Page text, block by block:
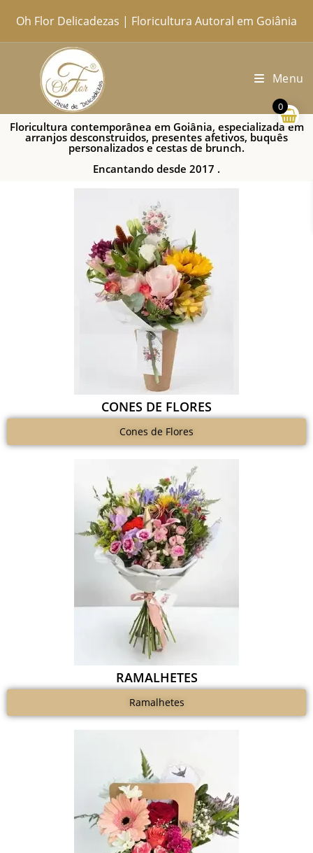
Oh Flor Delicadezas | Floricultura Autoral em Goiânia
Menu
Floricultura contemporânea em Goiânia, especializada em
arranjos desconstruidos, presentes afetivos, buquês
personalizados e cestas de brunch.
Encantando desde 2017 .
CONES DE FLORES
Cones de Flores
RAMALHETES
Ramalhetes
0